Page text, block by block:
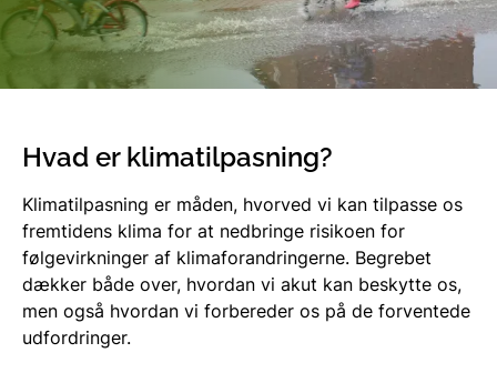
Hvad er klimatilpasning?
Klimatilpasning er måden, hvorved vi kan tilpasse os
fremtidens klima for at nedbringe risikoen for
følgevirkninger af klimaforandringerne. Begrebet
dækker både over, hvordan vi akut kan beskytte os,
men også hvordan vi forbereder os på de forventede
udfordringer.